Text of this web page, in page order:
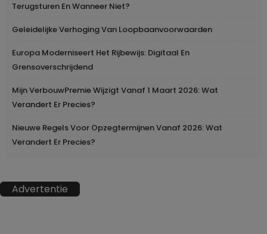
Terugsturen En Wanneer Niet?
Geleidelijke Verhoging Van Loopbaanvoorwaarden
Europa Moderniseert Het Rijbewijs: Digitaal En
Grensoverschrijdend
Mijn VerbouwPremie Wijzigt Vanaf 1 Maart 2026: Wat
Verandert Er Precies?
Nieuwe Regels Voor Opzegtermijnen Vanaf 2026: Wat
Verandert Er Precies?
Advertentie